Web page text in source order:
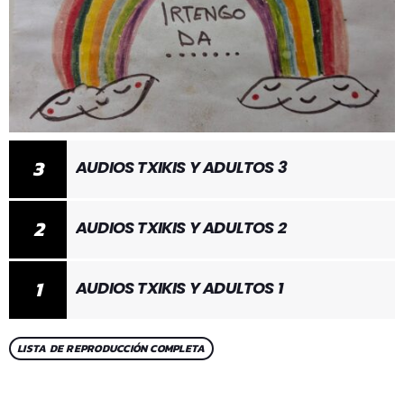
1 AUDIOS TXIKIS Y ADULTOS 1
2 AUDIOS TXIKIS Y ADULTOS 2
3 AUDIOS TXIKIS Y ADULTOS 3
LISTA DE REPRODUCCIÓN COMPLETA